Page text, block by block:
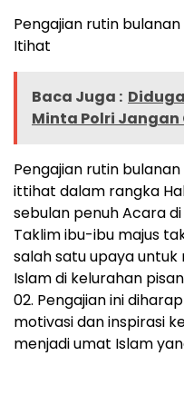
Pengajian rutin bulanan
Itihat
Baca Juga :
Minta Polri Jangan
Pengajian rutin bulanan
ittihat dalam rangka
sebulan penuh Acara
Taklim ibu-ibu majus
salah satu upaya
Islam di kelurahan
02. Pengajian ini
motivasi dan inspirasi
menjadi umat Islam